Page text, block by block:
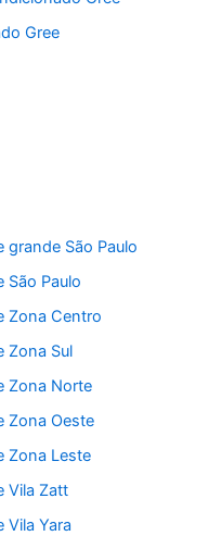
Gree
São Paulo
São Paulo
Zona Centro
Zona Sul
Zona Norte
Zona Oeste
Zona Leste
Vila Zatt
Yara